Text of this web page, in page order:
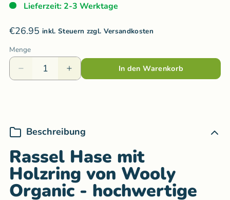
Lieferzeit: 2-3 Werktage
€26.95 inkl. Steuern zzgl. Versandkosten
Menge
In den Warenkorb
Beschreibung
Rassel Hase mit
Holzring von Wooly
Organic - hochwertige